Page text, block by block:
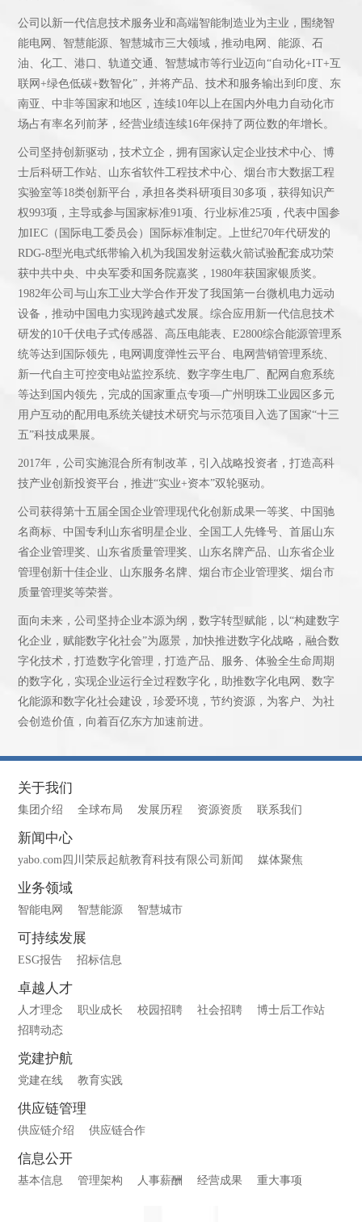
公司以新一代信息技术服务业和高端智能制造业为主业，围绕智
能电网、智慧能源、智慧城市三大领域，推动电网、能源、石
油、化工、港口、轨道交通、智慧城市等行业迈向“自动化+IT+互
联网+绿色低碳+数智化”，并将产品、技术和服务输出到印度、东
南亚、中非等国家和地区，连续10年以上在国内外电力自动化市
场占有率名列前茅，经营业绩连续16年保持了两位数的年增长。
公司坚持创新驱动，技术立企，拥有国家认定企业技术中心、博
士后科研工作站、山东省软件工程技术中心、烟台市大数据工程
实验室等18类创新平台，承担各类科研项目30多项，获得知识产
权993项，主导或参与国家标准91项、行业标准25项，代表中国参
加IEC（国际电工委员会）国际标准制定。上世纪70年代研发的
RDG-8型光电式纸带输入机为我国发射运载火箭试验配套成功荣
获中共中央、中央军委和国务院嘉奖，1980年获国家银质奖。
1982年公司与山东工业大学合作开发了我国第一台微机电力远动
设备，推动中国电力实现跨越式发展。综合应用新一代信息技术
研发的10千伏电子式传感器、高压电能表、E2800综合能源管理系
统等达到国际领先，电网调度弹性云平台、电网营销管理系统、
新一代自主可控变电站监控系统、数字孪生电厂、配网自愈系统
等达到国内领先，完成的国家重点专项—广州明珠工业园区多元
用户互动的配用电系统关键技术研究与示范项目入选了国家“十三
五”科技成果展。
2017年，公司实施混合所有制改革，引入战略投资者，打造高科
技产业创新投资平台，推进“实业+资本”双轮驱动。
公司获得第十五届全国企业管理现代化创新成果一等奖、中国驰
名商标、中国专利山东省明星企业、全国工人先锋号、首届山东
省企业管理奖、山东省质量管理奖、山东名牌产品、山东省企业
管理创新十佳企业、山东服务名牌、烟台市企业管理奖、烟台市
质量管理奖等荣誉。
面向未来，公司坚持企业本源为纲，数字转型赋能，以“构建数字
化企业，赋能数字化社会”为愿景，加快推进数字化战略，融合数
字化技术，打造数字化管理，打造产品、服务、体验全生命周期
的数字化，实现企业运行全过程数字化，助推数字化电网、数字
化能源和数字化社会建设，珍爱环境，节约资源，为客户、为社
会创造价值，向着百亿东方加速前进。
关于我们
集团介绍 全球布局 发展历程 资源资质 联系我们
新闻中心
yabo.com四川荣辰起航教育科技有限公司新闻 媒体聚焦
业务领域
智能电网 智慧能源 智慧城市
可持续发展
ESG报告 招标信息
卓越人才
人才理念 职业成长 校园招聘 社会招聘
博士后工作站
招聘动态
党建护航
党建在线 教育实践
供应链管理
供应链介绍 供应链合作
信息公开
基本信息 管理架构 人事薪酬 经营成果 重大事项